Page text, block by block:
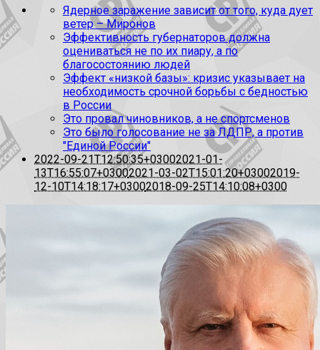
Ядерное заражение зависит от того, куда дует
ветер – Миронов
Эффективность губернаторов должна
оцениваться не по их пиару, а по
благосостоянию людей
Эффект «низкой базы»: кризис указывает на
необходимость срочной борьбы с бедностью
в России
Это провал чиновников, а не спортсменов
Это было голосование не за ЛДПР, а против
"Единой России"
2022-09-21T12:50:35+03002021-01-
13T16:55:07+03002021-03-02T15:01:20+03002019-
12-10T14:18:17+03002018-09-25T14:10:08+0300